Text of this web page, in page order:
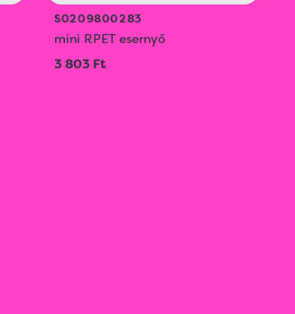
S0209800283
mini RPET esernyő
3 803 Ft